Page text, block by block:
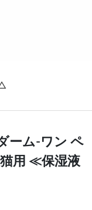
ーム-ワン ペ
用 ≪保湿液